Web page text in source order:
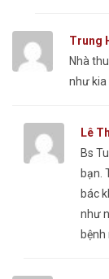
Trung
Nhà
như kia
Lê
Bs
bạn.
bác
như